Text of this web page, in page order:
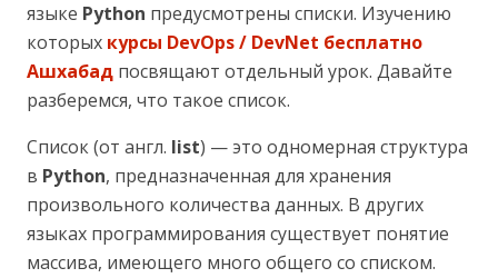
языке Python предусмотрены списки. Изучению
которых курсы DevOps / DevNet бесплатно
Ашхабад посвящают отдельный урок. Давайте
разберемся, что такое список.
Список (от англ. list) — это одномерная структура
в Python, предназначенная для хранения
произвольного количества данных. В других
языках программирования существует понятие
массива, имеющего много общего со списком.